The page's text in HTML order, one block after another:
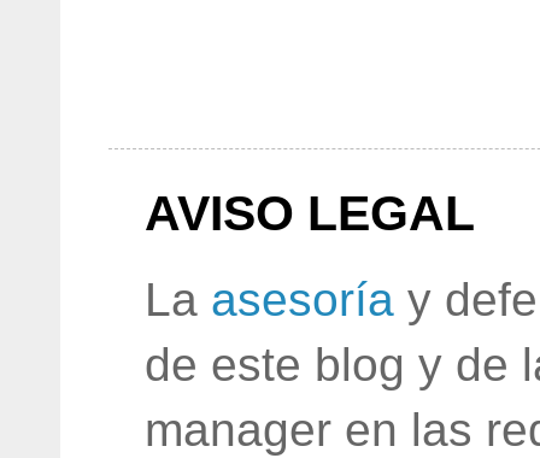
AVISO LEGAL
La asesoría y
de este blog y de
manager en las